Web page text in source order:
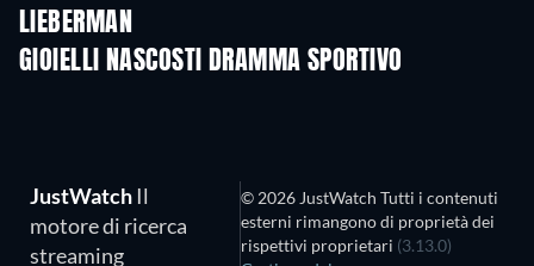
LIEBERMAN
GIOIELLI NASCOSTI DRAMMA SPORTIVO
JustWatch Il
motore di ricerca
streaming
© 2026 JustWatch Tutti i contenuti
esterni rimangono di proprietà dei
rispettivi proprietari (3.13.0)